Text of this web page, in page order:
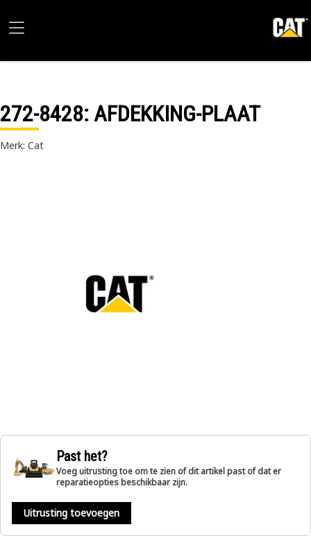
272-8428: AFDEKKING-PLAAT
Merk: Cat
Past het?
Voeg uitrusting toe om te zien of dit artikel past of dat er
reparatieopties beschikbaar zijn.
Uitrusting toevoegen